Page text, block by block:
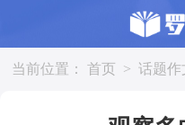
当前位置： 首页 > 话题作